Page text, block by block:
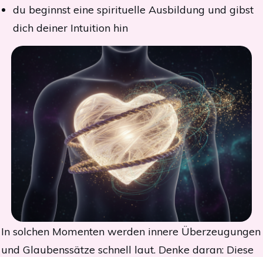
du beginnst eine spirituelle Ausbildung und gibst
dich deiner Intuition hin
In solchen Momenten werden innere Überzeugungen
und Glaubenssätze schnell laut. Denke daran: Diese